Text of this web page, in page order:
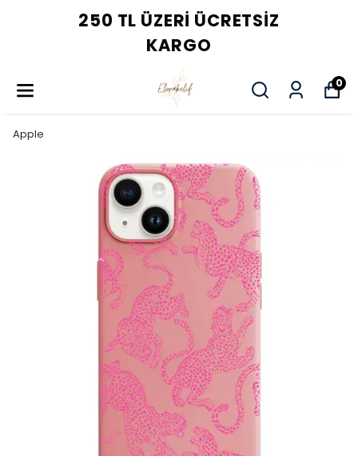
250 TL ÜZERI ÜCRETSIZ
KARGO
0
Apple